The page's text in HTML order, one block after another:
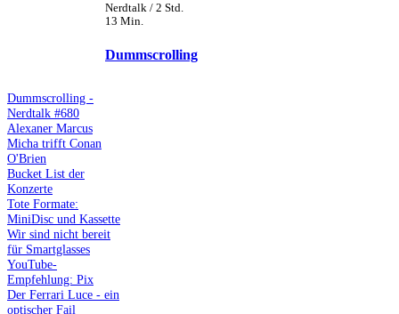
Nerdtalk / 2 Std.
13 Min.
Dummscrolling
Dummscrolling -
Nerdtalk #680
Alexaner Marcus
Micha trifft Conan
O'Brien
Bucket List der
Konzerte
Tote Formate:
MiniDisc und Kassette
Wir sind nicht bereit
für Smartglasses
YouTube-
Empfehlung: Pix
Der Ferrari Luce - ein
optischer Fail